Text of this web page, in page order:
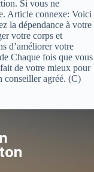
Si vous ne
Article connexe: Voici
la dépendance à votre
votre corps et
d’améliorer votre
Chaque fois que vous
de votre mieux pour
conseiller agréé. (C)